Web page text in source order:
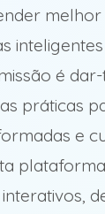
melhor
é
práticas
e